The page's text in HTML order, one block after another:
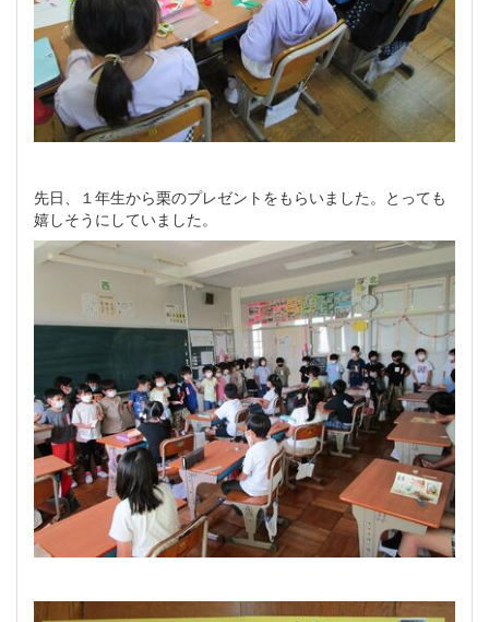
先日、１年生から栗のプレゼントをもらいました。とっても
嬉しそうにしていました。